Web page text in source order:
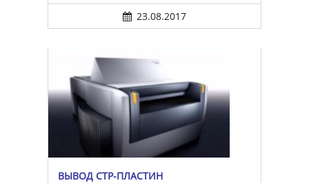
23.08.2017
ВЫВОД CTP-ПЛАСТИН